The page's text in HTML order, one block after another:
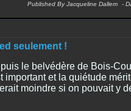
Published By Jacqueline Dallem -
seulement !
le belvédère de Bois-
et la quiétude
moindre si on pouvait y